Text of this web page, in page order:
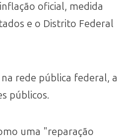
oficial, medida
e o Distrito Federal
rede pública federal, a
públicos.
uma "reparação